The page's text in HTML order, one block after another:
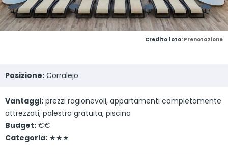
Credito foto: Prenotazione
Posizione: Corralejo
Vantaggi: prezzi ragionevoli, appartamenti completamente
attrezzati, palestra gratuita, piscina
Budget: €€
Categoria: ★★★